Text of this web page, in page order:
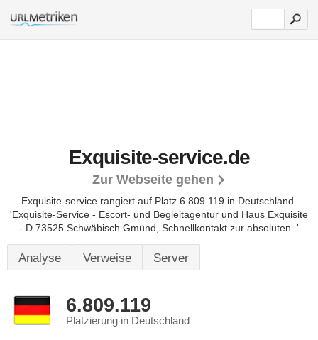
Exquisite-service.de
Zur Webseite gehen
Exquisite-service rangiert auf Platz 6.809.119 in Deutschland.
'Exquisite-Service - Escort- und Begleitagentur und Haus Exquisite
- D 73525 Schwäbisch Gmünd, Schnellkontakt zur absoluten..'
Analyse Verweise Server
6.809.119
Platzierung in Deutschland